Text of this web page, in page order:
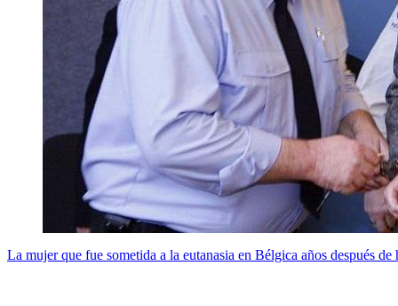
La mujer que fue sometida a la eutanasia en Bélgica años después de